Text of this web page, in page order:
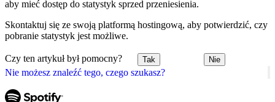
Nie możesz znaleźć tego, czego szukasz?
aby mieć dostęp do statystyk sprzed przeniesienia.
Skontaktuj się ze swoją platformą hostingową, aby potwierdzić, czy
pobranie statystyk jest możliwe.
Czy ten artykuł był pomocny? Tak Nie